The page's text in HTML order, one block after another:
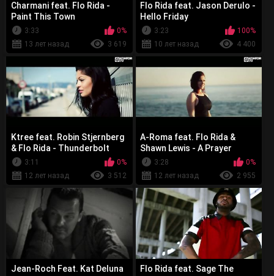
Charmani feat. Flo Rida -
Paint This Town
3:33
0%
13 лет назад
3 619
Flo Rida feat. Jason Derulo -
Hello Friday
3:23
100%
10 лет назад
4 400
Ktree feat. Robin Stjernberg
& Flo Rida - Thunderbolt
3:11
0%
12 лет назад
3 512
A-Roma feat. Flo Rida &
Shawn Lewis - A Prayer
3:28
0%
12 лет назад
2 955
Jean-Roch Feat. Kat Deluna
Flo Rida feat. Sage The